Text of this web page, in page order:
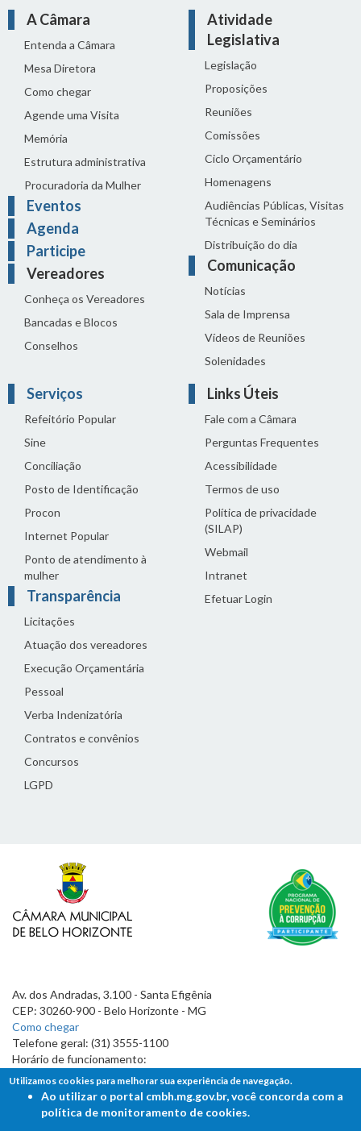
A Câmara
Entenda a Câmara
Mesa Diretora
Como chegar
Agende uma Visita
Memória
Estrutura administrativa
Procuradoria da Mulher
Eventos
Agenda
Participe
Vereadores
Conheça os Vereadores
Bancadas e Blocos
Conselhos
Atividade
Legislativa
Legislação
Proposições
Reuniões
Comissões
Ciclo Orçamentário
Homenagens
Audiências Públicas, Visitas
Técnicas e Seminários
Distribuição do dia
Comunicação
Notícias
Sala de Imprensa
Vídeos de Reuniões
Solenidades
Serviços
Refeitório Popular
Sine
Conciliação
Posto de Identificação
Procon
Internet Popular
Ponto de atendimento à
mulher
Transparência
Licitações
Atuação dos vereadores
Execução Orçamentária
Pessoal
Verba Indenizatória
Contratos e convênios
Concursos
LGPD
Links Úteis
Fale com a Câmara
Perguntas Frequentes
Acessibilidade
Termos de uso
Política de privacidade
(SILAP)
Webmail
Intranet
Efetuar Login
Av. dos Andradas, 3.100 - Santa Efigênia
CEP: 30260-900 - Belo Horizonte - MG
Como chegar
Telefone geral: (31) 3555-1100
Horário de funcionamento:
7h às 19h
Utilizamos cookies para melhorar sua experiência de navegação.
Ao utilizar o portal cmbh.mg.gov.br, você concorda com a
política de monitoramento de cookies.